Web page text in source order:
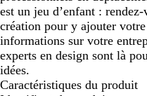
est un jeu d’enfant :
création pour y ajouter
informations sur votre
experts en design sont là
idées.
Caractéristiques du produit